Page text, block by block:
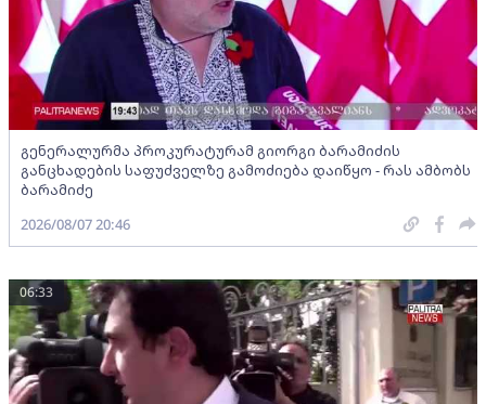
გენერალურმა პროკურატურამ გიორგი ბარამიძის
განცხადების საფუძველზე გამოძიება დაიწყო - რას ამბობს
ბარამიძე
2026/08/07 20:46
06:33